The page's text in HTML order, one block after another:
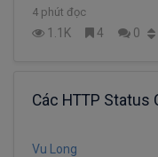
4 phút đọc
1.1K 4 0
Các HTTP Status
Vu Long